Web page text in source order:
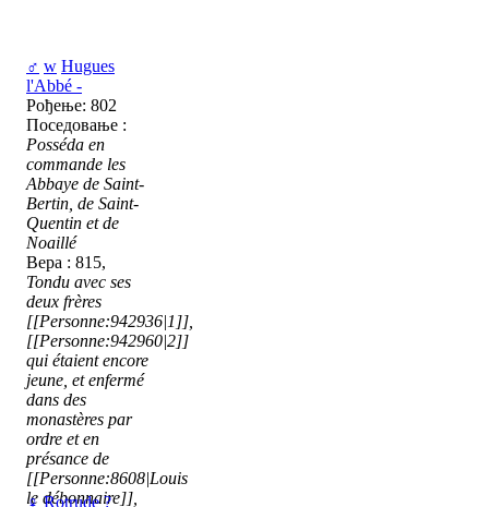
♂ w Hugues
l'Abbé -
Рођење: 802
Поседовање :
Posséda en
commande les
Abbaye de Saint-
Bertin, de Saint-
Quentin et de
Noaillé
Вера : 815,
Tondu avec ses
deux frères
[[Personne:942936|1]],
[[Personne:942960|2]]
qui étaient encore
jeune, et enfermé
dans des
monastères par
ordre et en
présance de
[[Personne:8608|Louis
le débonnaire]],
♀ Rotrude ?